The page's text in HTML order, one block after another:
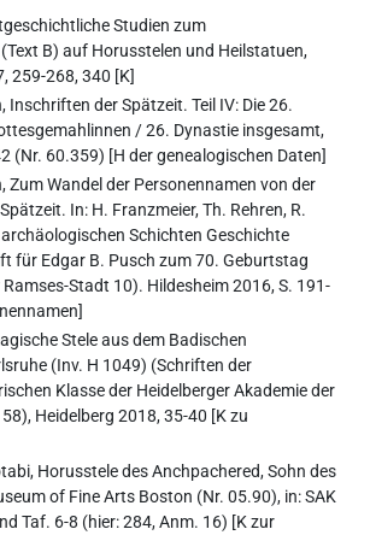
Studien zum
B) auf Horusstelen und Heilstatuen,
259-268, 340 [K]
Inschriften der Spätzeit. Teil IV: Die 26.
/ 26. Dynastie insgesamt,
(Nr. 60.359) [H der genealogischen Daten]
Zum Wandel der Personennamen von der
In: H. Franzmeier, Th. Rehren, R.
Schichten Geschichte
für Edgar B. Pusch zum 70. Geburtstag
Stadt 10). Hildesheim 2016, S. 191-
Stele aus dem Badischen
(Inv. H 1049) (Schriften der
Klasse der Heidelberger Akademie der
Heidelberg 2018, 35-40 [K zu
Horusstele des Anchpachered, Sohn des
of Fine Arts Boston (Nr. 05.90), in: SAK
Taf. 6-8 (hier: 284, Anm. 16) [K zur